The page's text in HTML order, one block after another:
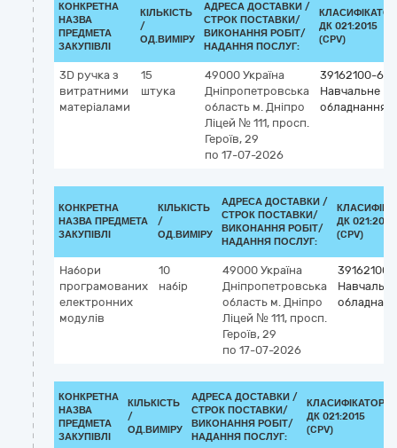
КОНКРЕТНА
НАЗВА
ПРЕДМЕТА
ЗАКУПІВЛІ
КІЛЬКІСТЬ
/
ОД.ВИМІРУ
АДРЕСА ДОСТАВКИ /
СТРОК ПОСТАВКИ/
ВИКОНАННЯ РОБІТ/
НАДАННЯ ПОСЛУГ:
КЛАСИФІКАТОР
ДК 021:2015
(CPV)
3D ручка з
витратними
матеріалами
15
штука
49000 Україна
Дніпропетровська
область м. Дніпро
Ліцей № 111, просп.
Героїв, 29
по 17-07-2026
39162100-6
Навчальне
обладнання
КОНКРЕТНА
НАЗВА ПРЕДМЕТА
ЗАКУПІВЛІ
КІЛЬКІСТЬ
/
ОД.ВИМІРУ
АДРЕСА ДОСТАВКИ /
СТРОК ПОСТАВКИ/
ВИКОНАННЯ РОБІТ/
НАДАННЯ ПОСЛУГ:
ДК 021:2015
(CPV)
Набори
програмованих
електронних
модулів
10
набір
49000 Україна
Дніпропетровська
область м. Дніпро
Ліцей № 111, просп.
Героїв, 29
по 17-07-2026
39162100-
Навчальне
КОНКРЕТНА
НАЗВА
ПРЕДМЕТА
ЗАКУПІВЛІ
КІЛЬКІСТЬ
/
ОД.ВИМІРУ
АДРЕСА ДОСТАВКИ /
СТРОК ПОСТАВКИ/
ВИКОНАННЯ РОБІТ/
НАДАННЯ ПОСЛУГ:
КЛАСИФІКАТОР
ДК 021:2015
(CPV)